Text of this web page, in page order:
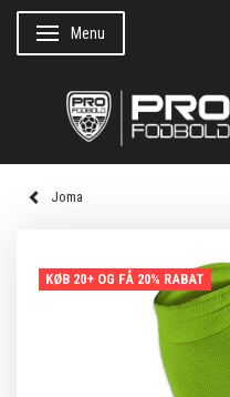
Skifte navigation
Menu
Joma
KØB 20+ OG FÅ 20% RABAT